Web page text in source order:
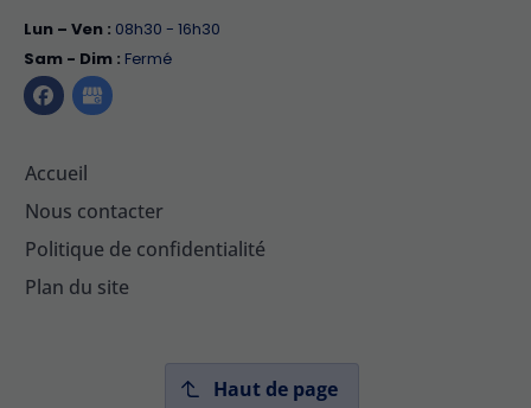
Lun – Ven : 08h30 - 16h30
Sam - Dim : Fermé
Accueil
Nous contacter
Politique de confidentialité
Plan du site
Haut de page